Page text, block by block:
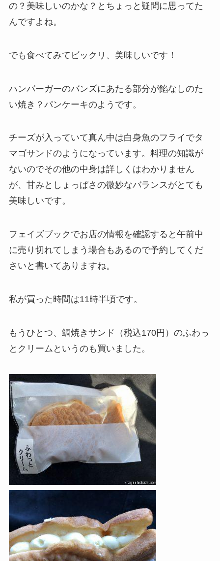
の？美味しいのかな？とちょっと疑問に思ってた
んですよね。
でも食べてみてビックリ、美味しいです！
ハンバーガーのバンズにあたる部分が餡なしのた
い焼き？パンケーキのようです。
チーズが入っていて真ん中は白身魚のフライでタ
マゴサンドのようになっています。料理の知識が
ないのでその他の中身は詳しくはわかりません
が、甘みとしょっぱさの微妙なバランスがとても
美味しいです。
フェイズブックでお店の情報を確認すると午前中
に売り切れてしまう場合もあるので予約してくだ
さいと書いてありますね。
私が買った時間は11時半頃です。
もうひとつ、鯛焼きサンド（税込170円）のふわっ
とクリームというのも買いました。